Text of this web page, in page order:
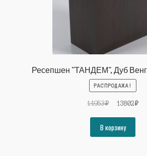
Ресепшен "ТАНДЕМ", Дуб
РАСПРОДАЖА!
14953₽
составляла
14953₽.
13802₽
В корзину